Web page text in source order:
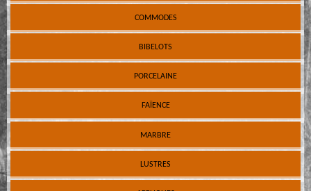
COMMODES
BIBELOTS
PORCELAINE
FAÏENCE
MARBRE
LUSTRES